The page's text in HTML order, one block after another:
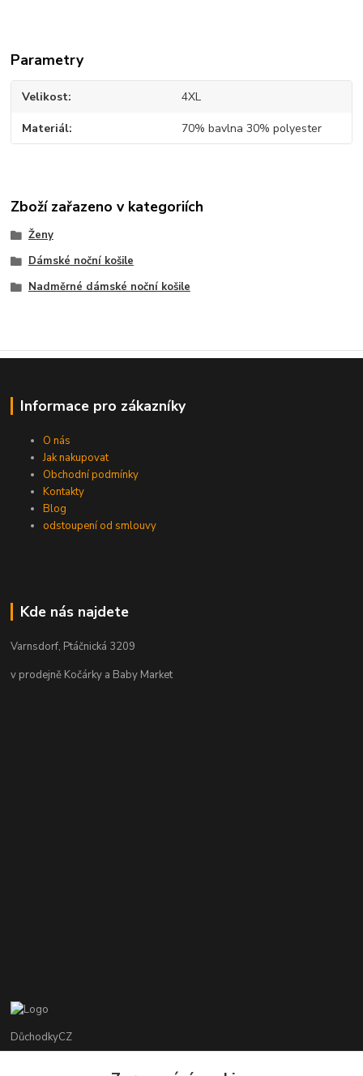
Parametry
Velikost 4XL
Materiál 70% bavlna 30% polyester
Zboží zařazeno v kategoriích
Ženy
Dámské noční košile
Nadměrné dámské noční košile
Informace pro zákazníky
O nás
Jak nakupovat
Obchodní podmínky
Kontakty
Blog
odstoupení od smlouvy
Kde nás najdete
Varnsdorf, Ptáčnická 3209
v prodejně Kočárky a Baby Market
DůchodkyCZ